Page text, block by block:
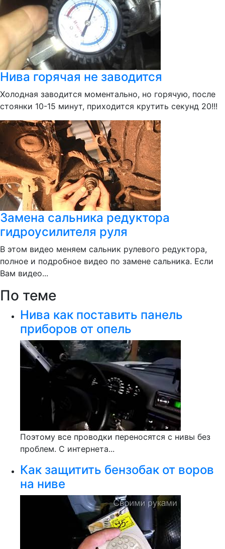
Нива горячая не заводится
Холодная заводится моментально, но горячую, после
стоянки 10-15 минут, приходится крутить секунд 20!!!
Замена сальника редуктора
гидроусилителя руля
В этом видео меняем сальник рулевого редуктора,
полное и подробное видео по замене сальника. Если
Вам видео...
По теме
Нива как поставить панель
приборов от опель
Поэтому все проводки переносятся с нивы без
проблем. С интернета...
Как защитить бензобак от воров
на ниве